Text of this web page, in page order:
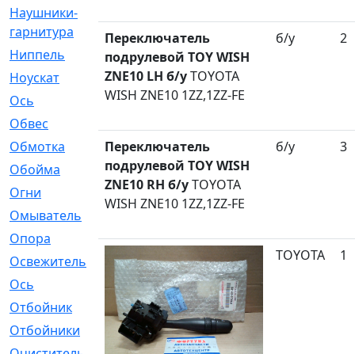
Наушники-
гарнитура
Ниппель
[1]
Ноускат
[53]
Оcь
[2]
Обвес
Обмотка
[4]
Обойма
[14]
Огни
[1]
Омыватель
Опора
[1]
Освежитель
[1]
Ось
[4]
Отбойник
[287]
Отбойники
[80]
Переключатель
подрулевой TOY WISH
ZNE10 LH б/уTOYOTA
WISH ZNE10 1ZZ,1ZZ-FE
б/у 2
Переключатель
подрулевой TOY WISH
ZNE10 RH б/уTOYOTA
WISH ZNE10 1ZZ,1ZZ-FE
б/у 3
TOYOTA 1